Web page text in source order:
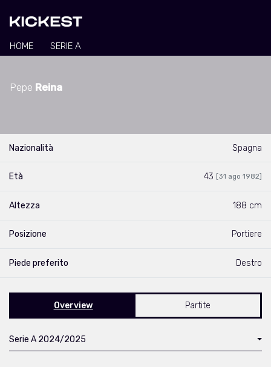
HOME SERIE A
Pepe Reina
Nazionalità Spagna
Età 43 [31 ago 1982]
Altezza 188 cm
Posizione Portiere
Piede preferito Destro
Overview Partite
Serie A 2024/2025